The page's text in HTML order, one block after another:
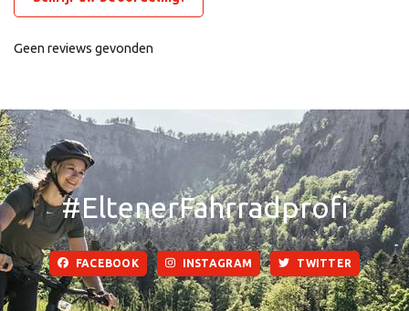
Geen reviews gevonden
#EltenerFahrradprofi
FACEBOOK INSTAGRAM TWITTER